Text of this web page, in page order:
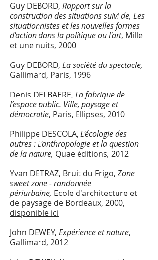
Guy DEBORD, Rapport sur la
construction des situations suivi de, Les
situationnistes et les nouvelles formes
d'action dans la politique ou l'art, Mille
et une nuits, 2000
Guy DEBORD, La société du spectacle,
Gallimard, Paris, 1996
Denis DELBAERE, La fabrique de
l’espace public. Ville, paysage et
démocratie, Paris, Ellipses, 2010
Philippe DESCOLA, L'écologie des
autres : L'anthropologie et la question
de la nature, Quae éditions, 2012
Yvan DETRAZ, Bruit du Frigo, Zone
sweet zone - randonnée
périurbaine, Ecole d'architecture et
de paysage de Bordeaux, 2000,
disponible ici
John DEWEY, Expérience et nature,
Gallimard, 2012